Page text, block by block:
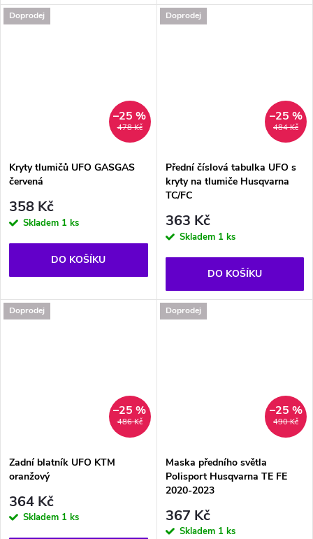
Doprodej
478 Kč
–25 %
Kryty tlumičů UFO GASGAS
červená
358 Kč
Skladem 1 ks
DO KOŠÍKU
Doprodej
484 Kč
–25 %
Přední číslová tabulka UFO s
kryty na tlumiče Husqvarna
TC/FC
363 Kč
Skladem 1 ks
DO KOŠÍKU
Doprodej
486 Kč
–25 %
Zadní blatník UFO KTM
oranžový
364 Kč
Skladem 1 ks
Doprodej
490 Kč
–25 %
Maska předního světla
Polisport Husqvarna TE FE
2020-2023
367 Kč
Skladem 1 ks